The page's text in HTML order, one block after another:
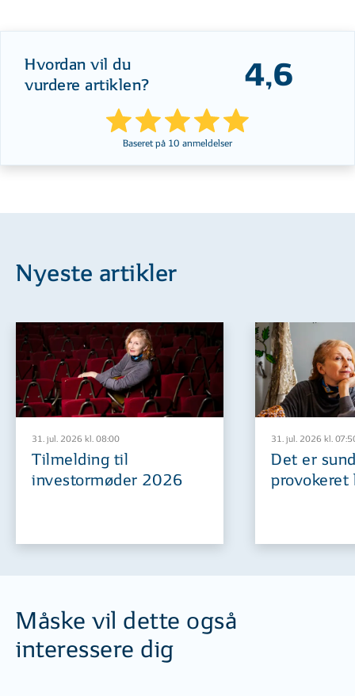
Hvordan vil du
vurdere artiklen?
4,6
Baseret på 10 anmeldelser
Nyeste artikler
31. jul. 2026 kl. 08:00
Tilmelding til
investormøder 2026
31. jul. 2026 kl.
Det er
provokeret
Måske vil dette også
interessere dig